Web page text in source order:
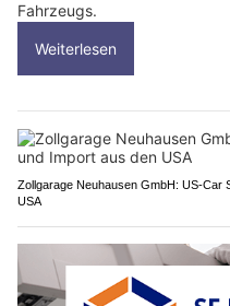
Fahrzeugs.
Weiterlesen
Zollgarage Neuhausen GmbH: US-Car
USA